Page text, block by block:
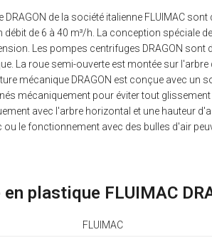
de la société italienne FLUIMAC
de 6 à 40 m³/h. La conception
Les pompes centrifuges DRAGON
La roue semi-ouverte est montée sur
mécanique DRAGON est conçue avec
mécaniquement pour éviter tout
avec l'arbre horizontal et une hauteur
le fonctionnement avec des bulles d'air
plastique FLUIMAC
FLUIMAC